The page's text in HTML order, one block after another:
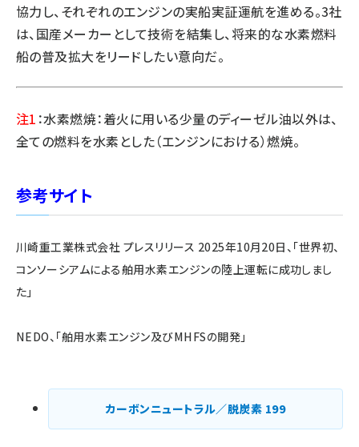
協力し、それぞれのエンジンの実船実証運航を進める。3社
は、国産メーカーとして技術を結集し、将来的な水素燃料
船の普及拡大をリードしたい意向だ。
注1 ：水素燃焼：着火に用いる少量のディーゼル油以外は、
全ての燃料を水素とした（エンジンにおける）燃焼。
参考サイト
川崎重工業株式会社 プレスリリース 2025年10月20日、「世界初、
コンソーシアムによる舶用水素エンジンの陸上運転に成功しまし
た」
NEDO、「舶用水素エンジン及びMHFSの開発」
カーボンニュートラル／脱炭素 199